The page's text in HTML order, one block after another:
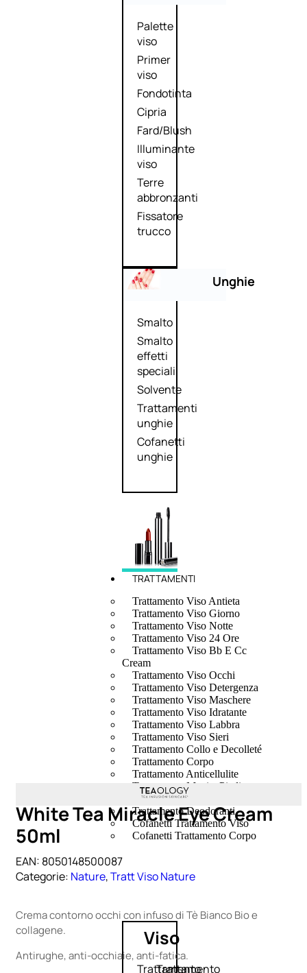
Palette
viso
Primer
viso
Fondotinta
Cipria
Fard/Blush
Illuminante
viso
Terre
abbronzanti
Fissatore
trucco
Unghie
Smalto
Smalto
effetti
speciali
Solvente
Trattamenti
unghie
Cofanetti
unghie
TRATTAMENTI
Trattamento Viso Antieta
Trattamento Viso Giorno
Trattamento Viso Notte
Trattamento Viso 24 Ore
Trattamento Viso Bb E Cc
Cream
Trattamento Viso Occhi
Trattamento Viso Detergenza
Trattamento Viso Maschere
Trattamento Viso Idratante
Trattamento Viso Labbra
Trattamento Viso Sieri
Trattamento Collo e Decolleté
Trattamento Corpo
Trattamento Anticellulite
Trattamento Mani e Piedi
Trattamento Unghie
Trattamento Deodoranti
Cofanetti Trattamento Viso
Cofanetti Trattamento Corpo
Viso
Trattamento
Trattamento
White Tea Miracle Eye Cream
50ml
EAN: 8050148500087
Categorie: Nature,Tratt Viso Nature
Crema contorno occhi con infuso di Tè Bianco Bio e
collagene.
Antirughe, anti-occhiaie, anti-fatica.